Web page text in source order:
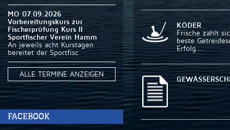
MO 07.09.2026
Vorbereitungskurs zur
Fischerprüfung Kurs II
Sportfischer Verein Hamm
An jeweils acht Kurstagen
bereitet der Sportfisc
ALLE TERMINE ANZEIGEN
FACEBOOK
KÖDER
Frische zahlt
beste
Erfolg....